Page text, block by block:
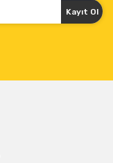
Kayıt Ol